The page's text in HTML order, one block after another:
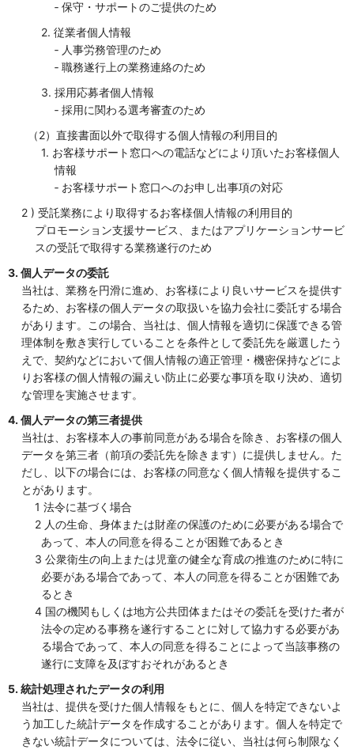
‐ 保守・サポートのご提供のため
2. 従業者個人情報
‐ 人事労務管理のため
‐ 職務遂行上の業務連絡のため
3. 採用応募者個人情報
‐ 採用に関わる選考審査のため
（2）直接書面以外で取得する個人情報の利用目的
1. お客様サポート窓口への電話などにより頂いたお客様個人
情報
‐ お客様サポート窓口へのお申し出事項の対応
2 ) 受託業務により取得するお客様個人情報の利用目的
プロモーション支援サービス、またはアプリケーションサービ
スの受託で取得する業務遂行のため
3. 個人データの委託
当社は、業務を円滑に進め、お客様により良いサービスを提供す
るため、お客様の個人データの取扱いを協力会社に委託する場合
があります。この場合、当社は、個人情報を適切に保護できる管
理体制を敷き実行していることを条件として委託先を厳選したう
えで、契約などにおいて個人情報の適正管理・機密保持などによ
りお客様の個人情報の漏えい防止に必要な事項を取り決め、適切
な管理を実施させます。
4. 個人データの第三者提供
当社は、お客様本人の事前同意がある場合を除き、お客様の個人
データを第三者（前項の委託先を除きます）に提供しません。た
だし、以下の場合には、お客様の同意なく個人情報を提供するこ
とがあります。
1 法令に基づく場合
2 人の生命、身体または財産の保護のために必要がある場合で
あって、本人の同意を得ることが困難であるとき
3 公衆衛生の向上または児童の健全な育成の推進のために特に
必要がある場合であって、本人の同意を得ることが困難であ
るとき
4 国の機関もしくは地方公共団体またはその委託を受けた者が
法令の定める事務を遂行することに対して協力する必要があ
る場合であって、本人の同意を得ることによって当該事務の
遂行に支障を及ぼすおそれがあるとき
5. 統計処理されたデータの利用
当社は、提供を受けた個人情報をもとに、個人を特定できないよ
う加工した統計データを作成することがあります。個人を特定で
きない統計データについては、法令に従い、当社は何ら制限なく